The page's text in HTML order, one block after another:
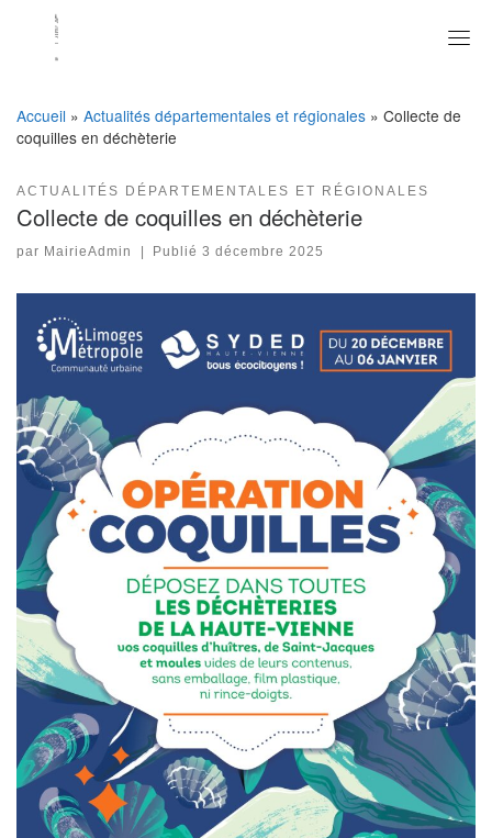
Accueil » Actualités départementales et régionales » Collecte de
coquilles en déchèterie
ACTUALITÉS DÉPARTEMENTALES ET RÉGIONALES
Collecte de coquilles en déchèterie
par MairieAdmin | Publié3 décembre 2025